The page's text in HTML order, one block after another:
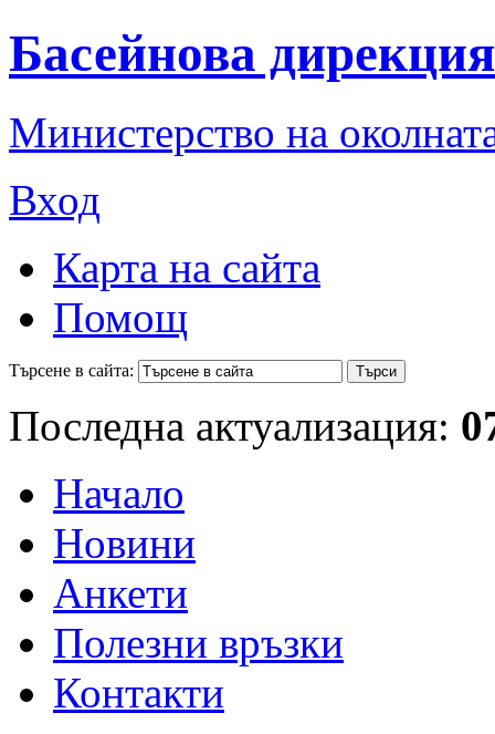
Басейнова
Министерство на
Вход
Карта на сайта
Помощ
Търсене в сайта:
Последна актуализация:
Начало
Новини
Анкети
Полезни връзки
Контакти